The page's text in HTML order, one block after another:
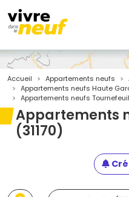
Accueil Appartements neufs
Appartements neufs Haute
Appartements neufs
Appartements
(31170)